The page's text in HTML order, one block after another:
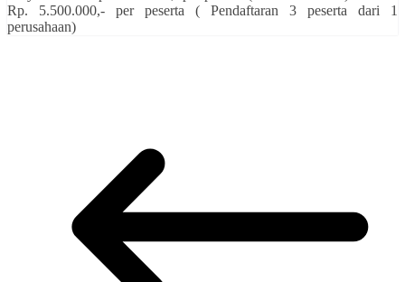
Rp. 5.500.000,- per peserta ( Pendaftaran 3 peserta dari 1
perusahaan)